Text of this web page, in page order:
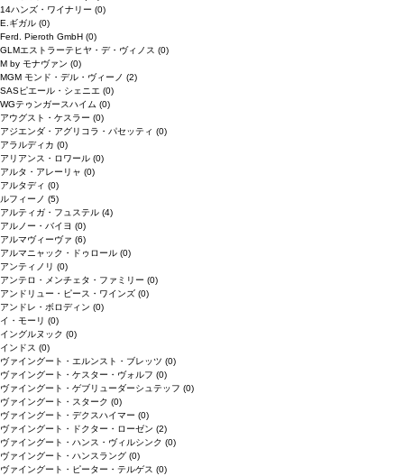
14ハンズ・ワイナリー (0)
E.ギガル (0)
Ferd. Pieroth GmbH (0)
GLMエストラーテヒヤ・デ・ヴィノス (0)
M by モナヴァン (0)
MGM モンド・デル・ヴィーノ (2)
SASピエール・シェニエ (0)
WGテゥンガースハイム (0)
アウグスト・ケスラー (0)
アジエンダ・アグリコラ・パセッティ (0)
アラルディカ (0)
アリアンス・ロワール (0)
アルタ・アレーリャ (0)
アルタディ (0)
ルフィーノ (5)
アルティガ・フュステル (4)
アルノー・バイヨ (0)
アルマヴィーヴァ (6)
アルマニャック・ドゥロール (0)
アンティノリ (0)
アンテロ・メンチェタ・ファミリー (0)
アンドリュー・ピース・ワインズ (0)
アンドレ・ボロディン (0)
イ・モーリ (0)
イングルヌック (0)
インドス (0)
ヴァイングート・エルンスト・ブレッツ (0)
ヴァイングート・ケスター・ヴォルフ (0)
ヴァイングート・ゲブリューダーシュテッフ (0)
ヴァイングート・スターク (0)
ヴァイングート・デクスハイマー (0)
ヴァイングート・ドクター・ローゼン (2)
ヴァイングート・ハンス・ヴィルシンク (0)
ヴァイングート・ハンスラング (0)
ヴァイングート・ピーター・テルゲス (0)